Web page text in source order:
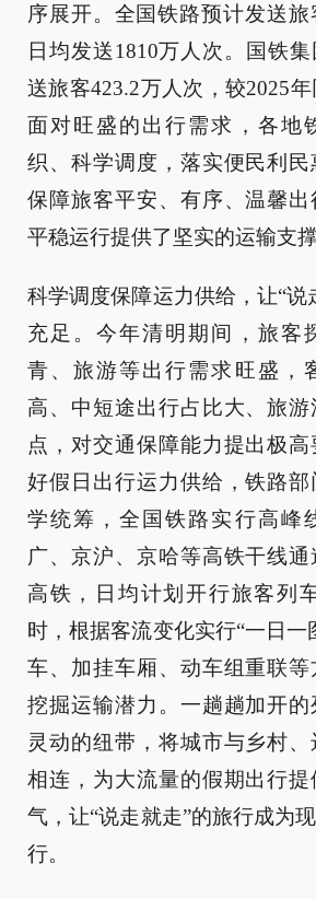
序展开。全国铁路预计发送旅
日均发送1810万人次。国铁
送旅客423.2万人次，较2025年
面对旺盛的出行需求，各地
织、科学调度，落实便民利
保障旅客平安、有序、温馨
平稳运行提供了坚实的运输支撑
科学调度保障运力供给，让“说
充足。今年清明期间，旅客
青、旅游等出行需求旺盛，
高、中短途出行占比大、旅
点，对交通保障能力提出极
好假日出行运力供给，铁路
学统筹，全国铁路实行高峰
广、京沪、京哈等高铁干线
高铁，日均计划开行旅客列
时，根据客流变化实行“一日一
车、加挂车厢、动车组重联
挖掘运输潜力。一趟趟加开
灵动的纽带，将城市与乡村
相连，为大流量的假期出行
气，让“说走就走”的旅行成为
行。